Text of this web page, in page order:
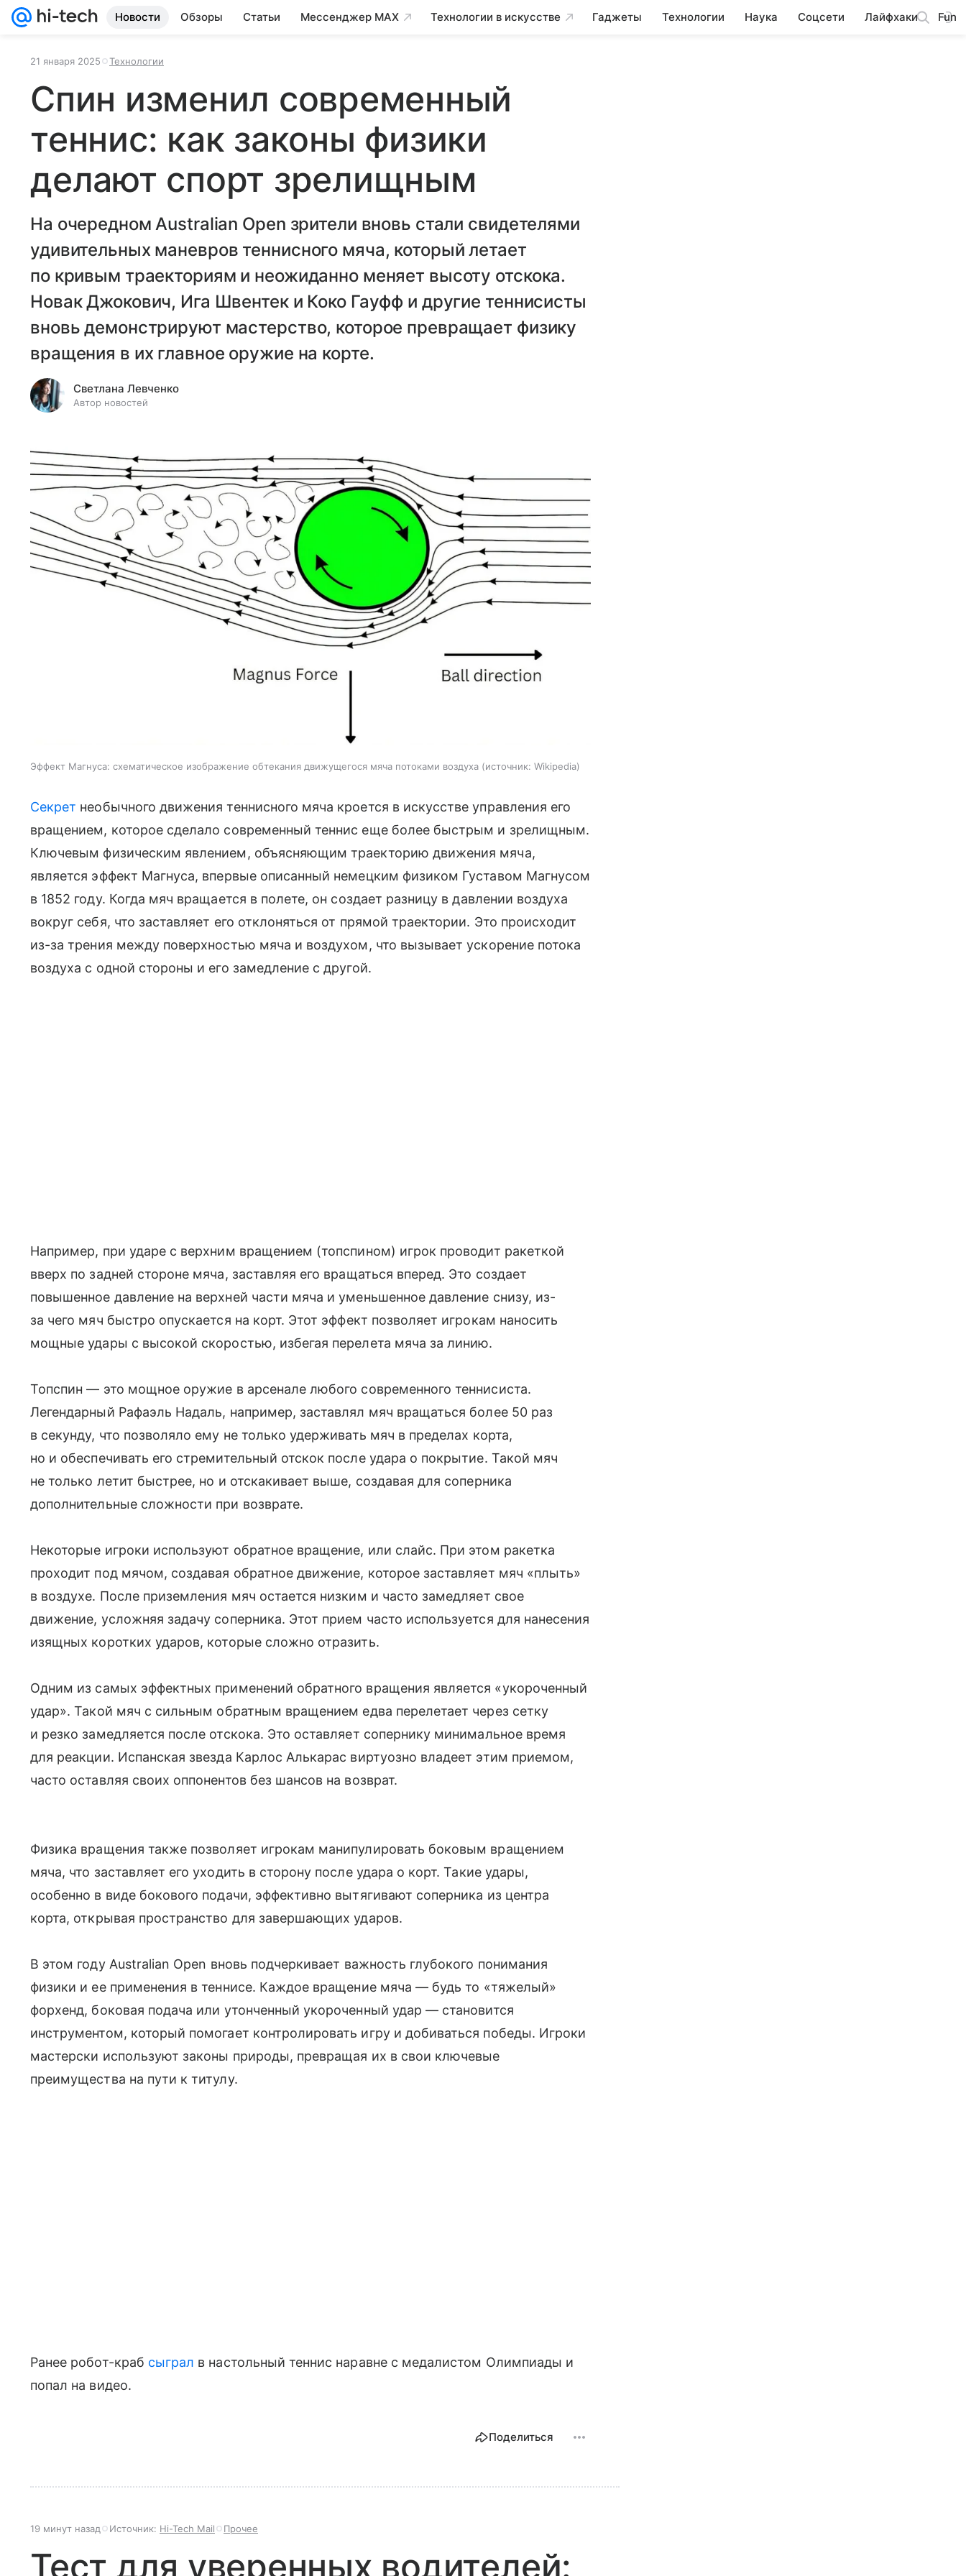
Новости Обзоры Статьи Мессенджер MAX Технологии в искусстве Гаджеты Технологии Наука Соцсети Лайфхаки Fun
21 января 2025 Технологии
Спин изменил современный
теннис: как законы физики
делают спорт зрелищным
На очередном Australian Open зрители вновь стали свидетелями
удивительных маневров теннисного мяча, который летает
по кривым траекториям и неожиданно меняет высоту отскока.
Новак Джокович, Ига Швентек и Коко Гауфф и другие теннисисты
вновь демонстрируют мастерство, которое превращает физику
вращения в их главное оружие на корте.
Светлана Левченко
Автор новостей
Эффект Магнуса: схематическое изображение обтекания движущегося мяча потоками воздуха источник: Wikipedia
Секрет необычного движения теннисного мяча кроется в искусстве управления его
вращением, которое сделало современный теннис еще более быстрым и зрелищным.
Ключевым физическим явлением, объясняющим траекторию движения мяча,
является эффект Магнуса, впервые описанный немецким физиком Густавом Магнусом
в 1852 году. Когда мяч вращается в полете, он создает разницу в давлении воздуха
вокруг себя, что заставляет его отклоняться от прямой траектории. Это происходит
из-за трения между поверхностью мяча и воздухом, что вызывает ускорение потока
воздуха с одной стороны и его замедление с другой.
Например, при ударе с верхним вращением (топспином) игрок проводит ракеткой
вверх по задней стороне мяча, заставляя его вращаться вперед. Это создает
повышенное давление на верхней части мяча и уменьшенное давление снизу, из-
за чего мяч быстро опускается на корт. Этот эффект позволяет игрокам наносить
мощные удары с высокой скоростью, избегая перелета мяча за линию.
Топспин — это мощное оружие в арсенале любого современного теннисиста.
Легендарный Рафаэль Надаль, например, заставлял мяч вращаться более 50 раз
в секунду, что позволяло ему не только удерживать мяч в пределах корта,
но и обеспечивать его стремительный отскок после удара о покрытие. Такой мяч
не только летит быстрее, но и отскакивает выше, создавая для соперника
дополнительные сложности при возврате.
Некоторые игроки используют обратное вращение, или слайс. При этом ракетка
проходит под мячом, создавая обратное движение, которое заставляет мяч «плыть»
в воздухе. После приземления мяч остается низким и часто замедляет свое
движение, усложняя задачу соперника. Этот прием часто используется для нанесения
изящных коротких ударов, которые сложно отразить.
Одним из самых эффектных применений обратного вращения является «укороченный
удар». Такой мяч с сильным обратным вращением едва перелетает через сетку
и резко замедляется после отскока. Это оставляет сопернику минимальное время
для реакции. Испанская звезда Карлос Алькарас виртуозно владеет этим приемом,
часто оставляя своих оппонентов без шансов на возврат.
Физика вращения также позволяет игрокам манипулировать боковым вращением
мяча, что заставляет его уходить в сторону после удара о корт. Такие удары,
особенно в виде бокового подачи, эффективно вытягивают соперника из центра
корта, открывая пространство для завершающих ударов.
В этом году Australian Open вновь подчеркивает важность глубокого понимания
физики и ее применения в теннисе. Каждое вращение мяча — будь то «тяжелый»
форхенд, боковая подача или утонченный укороченный удар — становится
инструментом, который помогает контролировать игру и добиваться победы. Игроки
мастерски используют законы природы, превращая их в свои ключевые
преимущества на пути к титулу.
Ранее робот-краб сыграл в настольный теннис наравне с медалистом Олимпиады и
попал на видео.
Поделиться
19 минут назад Источник: Hi-Tech Mail Прочее
Тест для уверенных водителей: